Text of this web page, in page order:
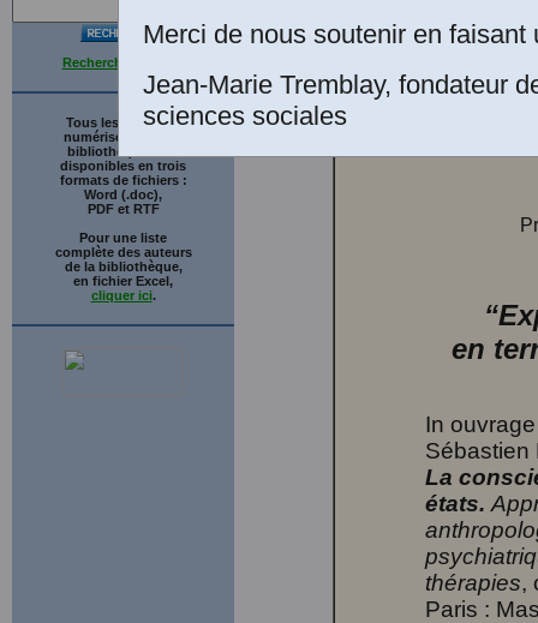
Recherche avancée
Tous les ouvrages
numérisés de cette
bibliothèque sont
disponibles en trois
formats de fichiers :
Word (.doc),
PDF et RTF
Pour une liste
complète des auteurs
de la bibliothèque,
en fichier Excel,
cliquer ici.
en
In
Sébastien
La
états.
thérapies,
Paris :
Merci de nous soutenir en faisant
Jean-Marie Tremblay, fondateur
sciences sociales